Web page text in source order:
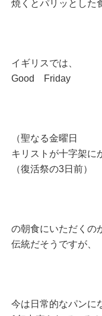
焼くとパリッとした
イギリスでは、
Good Friday
（聖なる金曜日
キリストが十字架に
（復活祭の3日前）
の朝食にいただくの
伝統だそうですが、
今は日常的なパンに